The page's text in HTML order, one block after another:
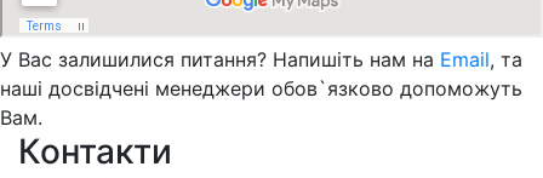
У Вас залишилися питання? Напишіть нам на Email, та
наші досвідчені менеджери обов`язково допоможуть
Вам.
Контакти